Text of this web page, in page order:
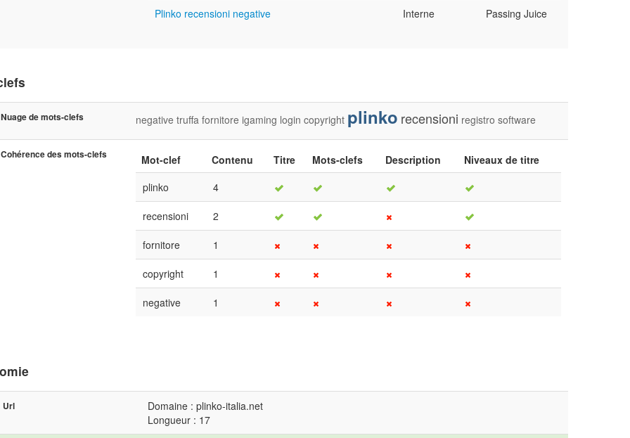
Plinko recensioni negative Interne Passing Juice
Nuage de mots-clefs negative truffa fornitore igaming login copyright plinko recensioni registro software
Cohérence des mots-clefs Mot-clef Contenu Titre Mots-clefs Description
Niveaux de titre
plinko
4
recensioni 2
fornitore 1
copyright 1
negative 1
Url
Domaine : plinko-italia.net
Longueur : 17